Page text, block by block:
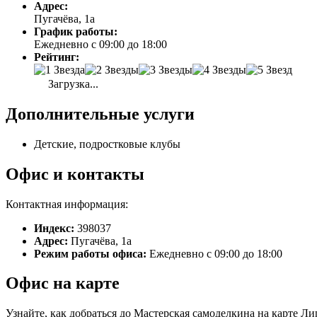
Адрес:
Пугачёва, 1а
График работы:
Ежедневно с 09:00 до 18:00
Рейтинг:
Загрузка...
Дополнительные услуги
Детские, подростковые клубы
Офис и контакты
Контактная информация:
Индекс: 398037
Адрес: Пугачёва, 1а
Режим работы офиса: Ежедневно с 09:00 до 18:00
Офис на карте
Узнайте, как добраться до Мастерская самоделкина на карте